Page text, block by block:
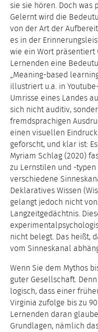
sie sie hören. Doch was
Gelernt wird die
von der Art der
es in der
wie ein Wort präsentiert
Lernenden eine
„Meaning-based
illustriert u.a. in
Umrisse eines Landes
sich nicht auditiv,
fremdsprachigen
einen visuellen
geforscht, und klar ist:
Myriam Schlag (2020)
zu Lernstilen und -typen
verschiedene
Deklaratives Wissen
gelangt jedoch nicht
Langzeitgedächtnis.
nicht belegt. Das heißt,
vom Sinneskanal
Wenn Sie dem Mythos
guter Gesellschaft.
logisch, dass einer
Virginia zufolge bis zu
Lernenden daran
Grundlagen, nämlich